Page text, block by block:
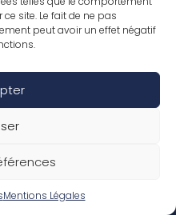
site. Le fait de ne pas
peut avoir un effet négatif
Mentions Légales
garantie